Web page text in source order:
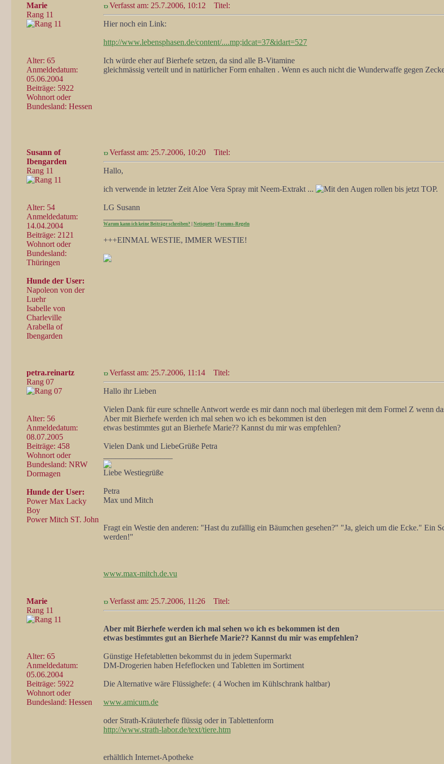
Marie
Rang 11
Alter: 65
Anmeldedatum:
05.06.2004
Beiträge: 5922
Wohnort oder
Bundesland: Hessen
Verfasst am: 25.7.2006, 10:12 Titel:
Hier noch ein Link:
http://www.lebensphasen.de/content/....mp;idcat=37&idart=527
Ich würde eher auf Bierhefe setzen, da sind alle B-Vitamine
gleichmässig verteilt und in natürlicher Form enhalten . Wenn es auch nicht die Wunderwaffe gegen
Susann of
Ibengarden
Rang 11
Alter: 54
Anmeldedatum:
14.04.2004
Beiträge: 2121
Wohnort oder
Bundesland:
Thüringen
Hunde der User:
Napoleon von der
Luehr
Isabelle von
Charleville
Arabella of
Ibengarden
Verfasst am: 25.7.2006, 10:20 Titel:
Hallo,
ich verwende in letzter Zeit Aloe Vera Spray mit Neem-Extrakt ... bis jetzt TOP.
LG Susann
Warum kann ich keine Beiträge schreiben? Netiquette Forums-Regeln
+++EINMAL WESTIE, IMMER WESTIE!
petra.reinartz
Rang 07
Alter: 56
Anmeldedatum:
08.07.2005
Beiträge: 458
Wohnort oder
Bundesland: NRW
Dormagen
Hunde der User:
Power Max Lacky
Boy
Power Mitch ST. John
Verfasst am: 25.7.2006, 11:14 Titel:
Hallo ihr Lieben
Vielen Dank für eure schnelle Antwort werde es mir dann noch mal überlegen mit dem Formel Z wenn
Aber mit Bierhefe werden ich mal sehen wo ich es bekommen ist den
etwas bestimmtes gut an Bierhefe Marie?? Kannst du mir was empfehlen?
Vielen Dank und LiebeGrüße Petra
Liebe Westiegrüße
Petra
Max und Mitch
Fragt ein Westie den anderen: "Hast du zufällig ein Bäumchen gesehen?" "Ja, gleich um die Ecke." Ein
werden!"
www.max-mitch.de.vu
Marie
Rang 11
Alter: 65
Anmeldedatum:
05.06.2004
Beiträge: 5922
Wohnort oder
Bundesland: Hessen
Verfasst am: 25.7.2006, 11:26 Titel:
Aber mit Bierhefe werden ich mal sehen wo ich es bekommen ist den
etwas bestimmtes gut an Bierhefe Marie?? Kannst du mir was empfehlen?
Günstige Hefetabletten bekommst du in jedem Supermarkt
DM-Drogerien haben Hefeflocken und Tabletten im Sortiment
Die Alternative wäre Flüssighefe: ( 4 Wochen im Kühlschrank haltbar)
www.amicum.de
oder Strath-Kräuterhefe flüssig oder in Tablettenform
http://www.strath-labor.de/text/tiere.htm
erhältlich Internet-Apotheke